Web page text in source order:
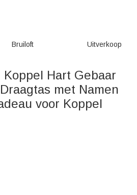
Bruiloft Uitverkoop
Hart Gebaar
met Namen
voor Koppel